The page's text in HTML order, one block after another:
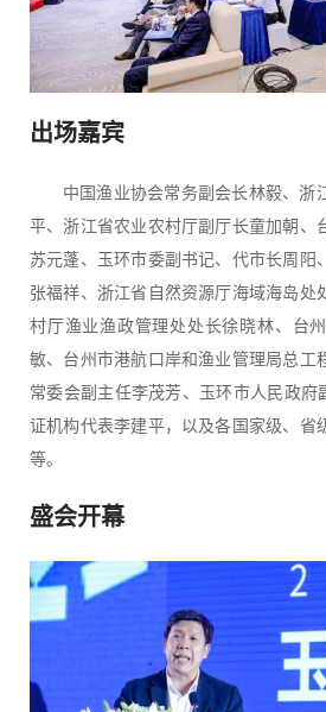
出场嘉宾
中国渔业协会常务副会长林毅、浙
平、浙江省农业农村厅副厅长童加朝、
苏元蓬、玉环市委副书记、代市长周阳
张福祥、浙江省自然资源厅海域海岛处
村厅渔业渔政管理处处长徐晓林、台
敏、台州市港航口岸和渔业管理局总工
常委会副主任李茂芳、玉环市人民政府
证机构代表李建平，以及各国家级、省
等。
盛会开幕